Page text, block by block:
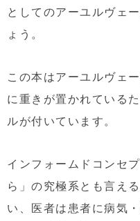
としてのアーユルヴェ
ょう。
この本はアーユルヴェ
に重きが置かれている
ルが付いています。
インフォームドコンセ
ら」の究極系とも言え
い、医者は患者に病気